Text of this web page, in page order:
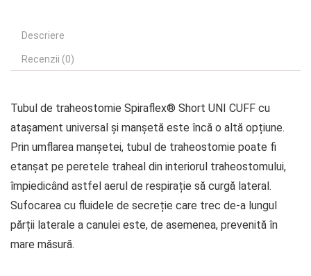
Descriere
Recenzii (0)
Tubul de traheostomie Spiraflex® Short UNI CUFF cu
atașament universal și manșetă este încă o altă opțiune.
Prin umflarea manșetei, tubul de traheostomie poate fi
etanșat pe peretele traheal din interiorul traheostomului,
împiedicând astfel aerul de respirație să curgă lateral.
Sufocarea cu fluidele de secreție care trec de-a lungul
părții laterale a canulei este, de asemenea, prevenită în
mare măsură.